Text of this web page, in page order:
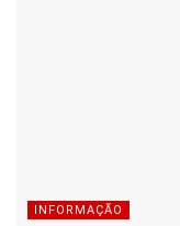
INFORMAÇÃO